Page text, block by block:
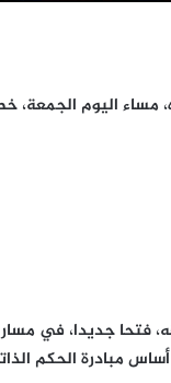
مساء اليوم الجمعة،
جديدا، في مسار
مبادرة الحكم